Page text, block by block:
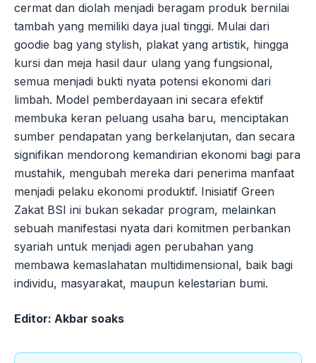
cermat dan diolah menjadi beragam produk bernilai
tambah yang memiliki daya jual tinggi. Mulai dari
goodie bag yang stylish, plakat yang artistik, hingga
kursi dan meja hasil daur ulang yang fungsional,
semua menjadi bukti nyata potensi ekonomi dari
limbah. Model pemberdayaan ini secara efektif
membuka keran peluang usaha baru, menciptakan
sumber pendapatan yang berkelanjutan, dan secara
signifikan mendorong kemandirian ekonomi bagi para
mustahik, mengubah mereka dari penerima manfaat
menjadi pelaku ekonomi produktif. Inisiatif Green
Zakat BSI ini bukan sekadar program, melainkan
sebuah manifestasi nyata dari komitmen perbankan
syariah untuk menjadi agen perubahan yang
membawa kemaslahatan multidimensional, baik bagi
individu, masyarakat, maupun kelestarian bumi.
Editor: Akbar soaks